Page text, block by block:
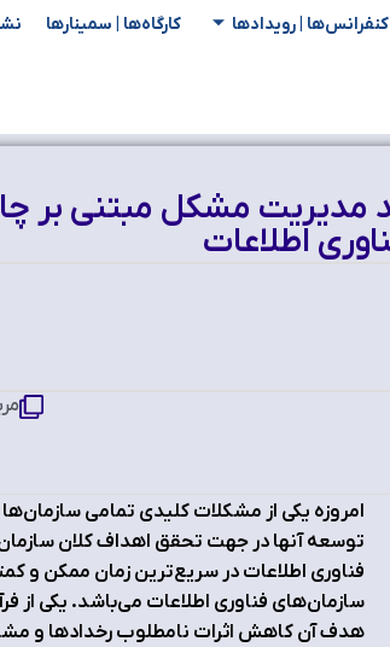
کنفرانس‌ها | رویدادها کارگاه‌ها | سمینار‌ها
امروزه یکی از مشکلات کلیدی تمامی
توسعه آنها در جهت تحقق اهداف کلان
فناوری اطلاعات در سریع‌ترین زمان ممکن و
سازمان‌های فناوری اطلاعات می‌باشد. یکی از
هدف آن کاهش اثرات نامطلوب رخدادها و